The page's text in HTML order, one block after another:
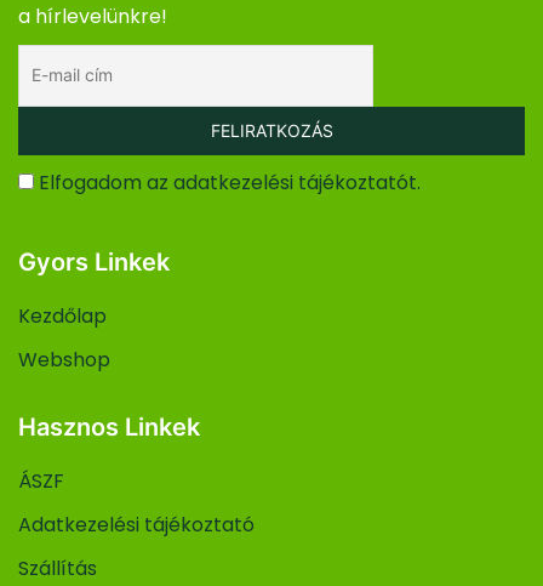
a hírlevelünkre!
Elfogadom az adatkezelési tájékoztatót.
Gyors Linkek
Kezdőlap
Webshop
Hasznos Linkek
ÁSZF
Adatkezelési tájékoztató
Szállítás